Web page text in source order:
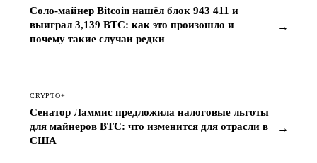
Соло-майнер Bitcoin нашёл блок 943 411 и
выиграл 3,139 BTC: как это произошло и
почему такие случаи редки
→
CRYPTO+
Сенатор Ламмис предложила налоговые льготы
для майнеров BTC: что изменится для отрасли в
США
→